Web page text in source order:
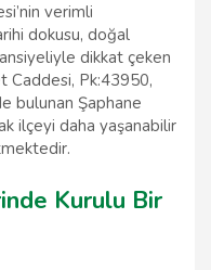
verimli
dokusu, doğal
dikkat çeken
Caddesi, Pk:43950,
bulunan Şaphane
ilçeyi daha yaşanabilir
Kurulu Bir